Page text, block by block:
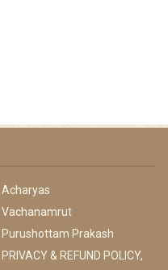
Acharyas
Vachanamrut
Purushottam Prakash
PRIVACY & REFUND POLICY,